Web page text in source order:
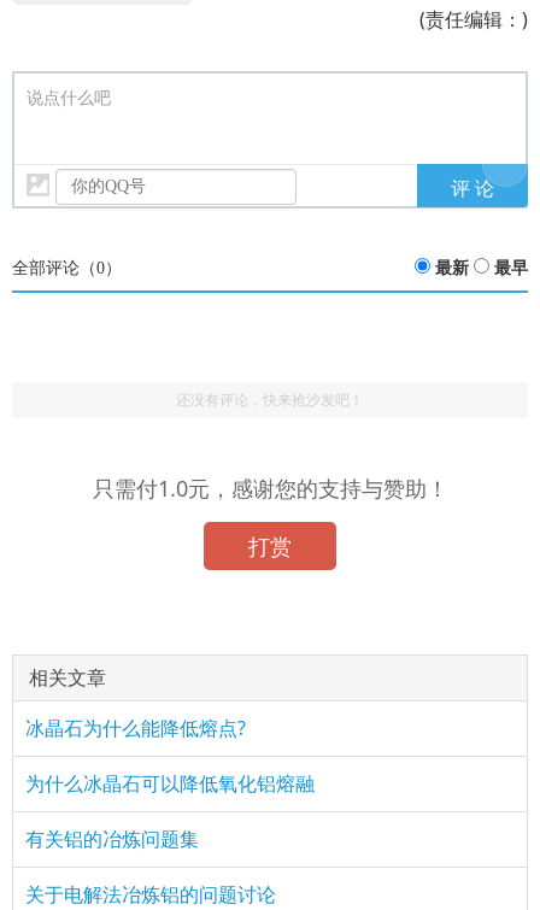
(责任编辑：)
说点什么吧
全部评论（0） 最新 最早
还没有评论，快来抢沙发吧！
只需付1.0元，感谢您的支持与赞助！
打赏
相关文章
冰晶石为什么能降低熔点?
为什么冰晶石可以降低氧化铝熔融
有关铝的冶炼问题集
关于电解法冶炼铝的问题讨论